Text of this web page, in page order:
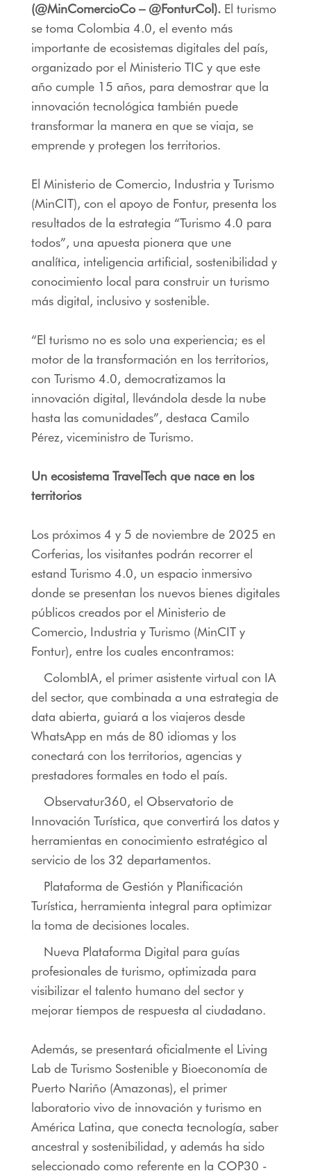
(@MinComercioCo – @FonturCol).El turismo
se toma Colombia 4.0, el evento más
importante de ecosistemas digitales del país,
organizado por el Ministerio TIC y que este
año cumple 15 años, para demostrar que la
innovación tecnológica también puede
transformar la manera en que se viaja, se
emprende y protegen los territorios.
El Ministerio de Comercio, Industria y Turismo
(MinCIT), con el apoyo de Fontur, presenta los
resultados de la estrategia “Turismo 4.0 para
todos”, una apuesta pionera que une
analítica, inteligencia artificial, sostenibilidad y
conocimiento local para construir un turismo
más digital, inclusivo y sostenible.
“El turismo no es solo una experiencia; es el
motor de la transformación en los territorios,
con Turismo 4.0, democratizamos la
innovación digital, llevándola desde la nube
hasta las comunidades”, destaca Camilo
Pérez, viceministro de Turismo.
Un ecosistema TravelTech que nace en los
territorios
Los próximos 4 y 5 de noviembre de 2025 en
Corferias, los visitantes podrán recorrer el
estand Turismo 4.0, un espacio inmersivo
donde se presentan los nuevos bienes digitales
públicos creados por el Ministerio de
Comercio, Industria y Turismo (MinCIT y
Fontur), entre los cuales encontramos:
ColombIA, el primer asistente virtual con IA
del sector, que combinada a una estrategia de
data abierta, guiará a los viajeros desde
WhatsApp en más de 80 idiomas y los
conectará con los territorios, agencias y
prestadores formales en todo el país.
Observatur360, el Observatorio de
Innovación Turística, que convertirá los datos y
herramientas en conocimiento estratégico al
servicio de los 32 departamentos.
Plataforma de Gestión y Planificación
Turística, herramienta integral para optimizar
la toma de decisiones locales.
Nueva Plataforma Digital para guías
profesionales de turismo, optimizada para
visibilizar el talento humano del sector y
mejorar tiempos de respuesta al ciudadano.
Además, se presentará oficialmente el Living
Lab de Turismo Sostenible y Bioeconomía de
Puerto Nariño (Amazonas), el primer
laboratorio vivo de innovación y turismo en
América Latina, que conecta tecnología, saber
ancestral y sostenibilidad, y además ha sido
seleccionado como referente en la COP30 -